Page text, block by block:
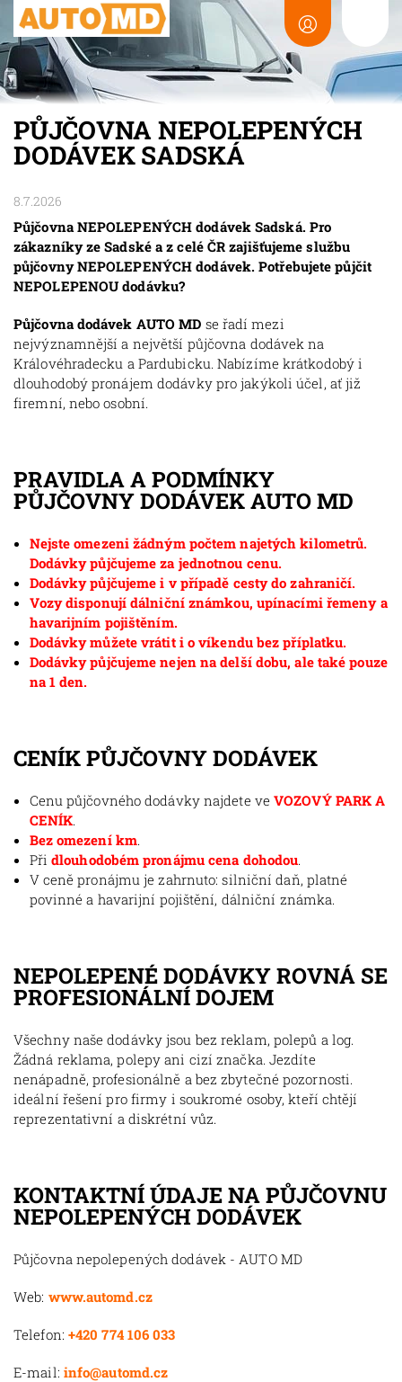
PŮJČOVNA NEPOLEPENÝCH
DODÁVEK SADSKÁ
8.7.2026
Půjčovna NEPOLEPENÝCH dodávek Sadská. Pro
zákazníky ze Sadské a z celé ČR zajišťujeme službu
půjčovny NEPOLEPENÝCH dodávek. Potřebujete půjčit
NEPOLEPENOU dodávku?
Půjčovna dodávek AUTO MD se řadí mezi
nejvýznamnější a největší půjčovna dodávek na
Královéhradecku a Pardubicku. Nabízíme krátkodobý i
dlouhodobý pronájem dodávky pro jakýkoli účel, ať již
firemní, nebo osobní.
PRAVIDLA A PODMÍNKY
PŮJČOVNY DODÁVEK AUTO MD
Nejste omezeni žádným počtem najetých kilometrů.
Dodávky půjčujeme za jednotnou cenu.
Dodávky půjčujeme i v případě cesty do zahraničí.
Vozy disponují dálniční známkou, upínacími řemeny a
havarijním pojištěním.
Dodávky můžete vrátit i o víkendu bez příplatku.
Dodávky půjčujeme nejen na delší dobu, ale také pouze
na 1 den.
CENÍK PŮJČOVNY DODÁVEK
Cenu půjčovného dodávky najdete veVOZOVÝ PARK A
CENÍK.
Bez omezení km.
Při dlouhodobém pronájmu cena dohodou.
V ceně pronájmu je zahrnuto: silniční daň, platné
povinné a havarijní pojištění, dálniční známka.
NEPOLEPENÉ DODÁVKY ROVNÁ SE
PROFESIONÁLNÍ DOJEM
Všechny naše dodávky jsou bez reklam, polepů a log.
Žádná reklama, polepy ani cizí značka. Jezdíte
nenápadně, profesionálně a bez zbytečné pozornosti.
ideální řešení pro firmy i soukromé osoby, kteří chtějí
reprezentativní a diskrétní vůz.
KONTAKTNÍ ÚDAJE NA PŮJČOVNU
NEPOLEPENÝCH DODÁVEK
Půjčovna nepolepených dodávek - AUTO MD
Web: www.automd.cz
Telefon: +420 774 106 033
E-mail: info@automd.cz